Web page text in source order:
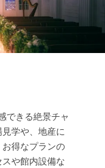
できる絶景チャ
学や、地産に
得なプランの
や館内設備な